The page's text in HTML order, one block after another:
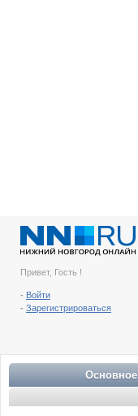
Привет, Гость !
- Войти
- Зарегистрироваться
Основное